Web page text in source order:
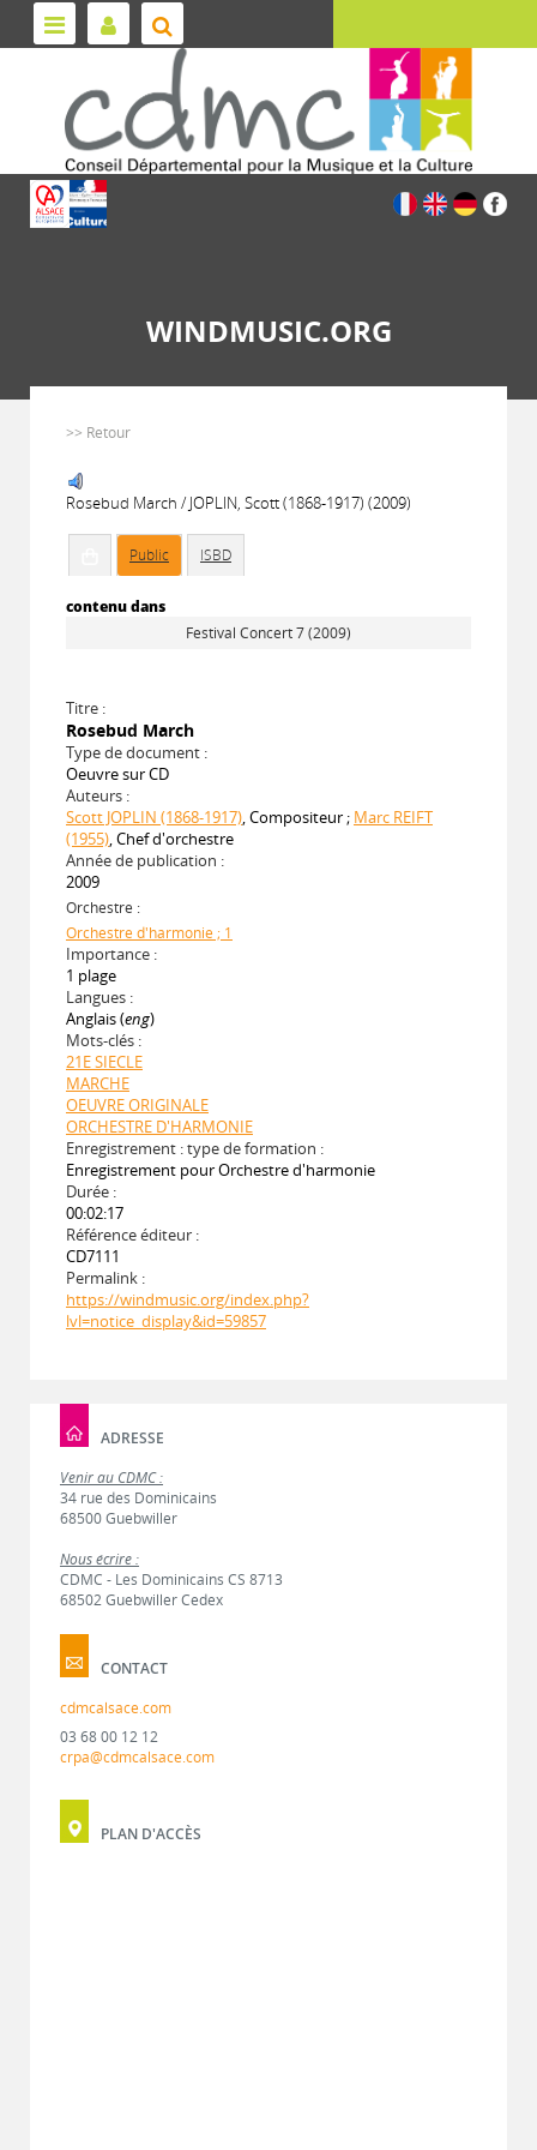
WINDMUSIC.ORG
>> Retour
Rosebud March / JOPLIN, Scott (1868-1917) (2009)
Public ISBD
contenu dans
Festival Concert 7 (2009)
Titre :
Rosebud March
Type de document :
Oeuvre sur CD
Auteurs :
Scott JOPLIN (1868-1917), Compositeur ; Marc REIFT
(1955), Chef d'orchestre
Année de publication :
2009
Orchestre :
Orchestre d'harmonie ; 1
Importance :
1 plage
Langues :
Anglais (eng)
Mots-clés :
21E SIECLE
MARCHE
OEUVRE ORIGINALE
ORCHESTRE D'HARMONIE
Enregistrement : type de formation :
Enregistrement pour Orchestre d'harmonie
Durée :
00:02:17
Référence éditeur :
CD7111
Permalink :
https://windmusic.org/index.php?
lvl=notice_display&id=59857
ADRESSE
Venir au CDMC :
34 rue des Dominicains
68500 Guebwiller
Nous écrire :
CDMC - Les Dominicains CS 8713
68502 Guebwiller Cedex
CONTACT
cdmcalsace.com
03 68 00 12 12
crpa@cdmcalsace.com
PLAN D'ACCÈS